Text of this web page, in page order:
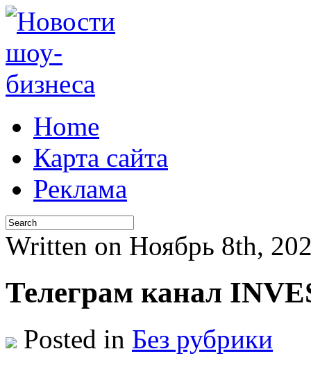
Home
Карта сайта
Реклама
Written on Ноябрь 8th,
Телеграм канал
Posted in Без рубрики